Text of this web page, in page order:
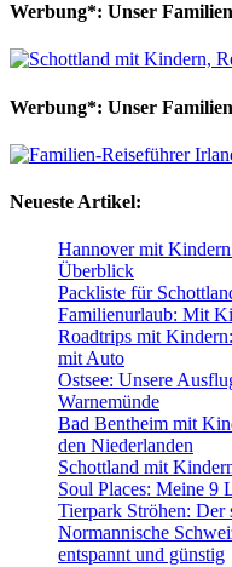
Werbung*: Unser
Werbung*: Unser
Neueste Artikel:
Hannover mit
Überblick
Packliste für
Familienurlaub: Mit
Roadtrips mit
mit Auto
Ostsee: Unsere
Warnemünde
Bad Bentheim mit
den Niederlanden
Schottland mit
Soul Places: Meine 9
Tierpark Ströhen:
Normannische
entspannt und günstig